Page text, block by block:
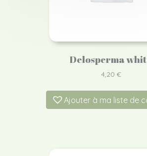
Delosperma
4,20 €
Ajouter à ma liste de